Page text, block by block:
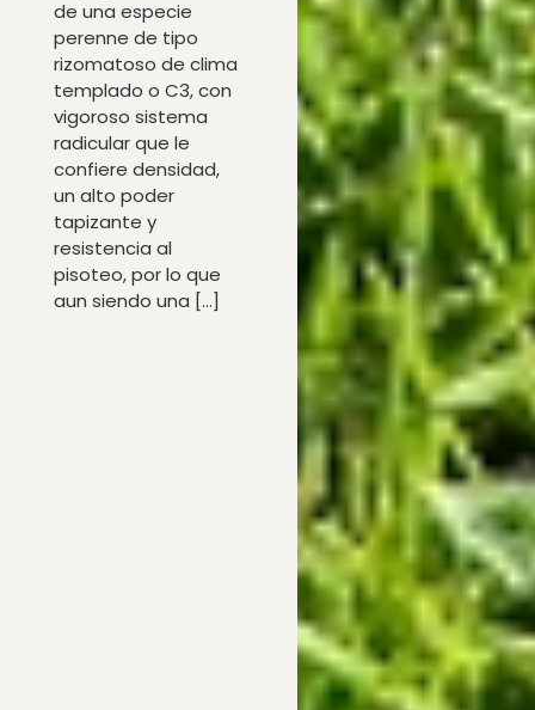
de una especie
perenne de tipo
rizomatoso de clima
templado o C3, con
vigoroso sistema
radicular que le
confiere densidad,
un alto poder
tapizante y
resistencia al
pisoteo, por lo que
aun siendo una […]